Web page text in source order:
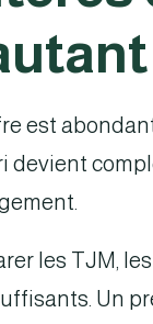
est
devient
les TJM,
Un